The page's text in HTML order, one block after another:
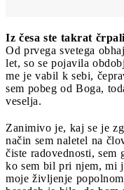
Iz česa ste takrat
Od prvega svetega
let, so se pojavila
me je vabil k sebi,
sem pobeg od Boga,
veselja.
Zanimivo je, kaj se je
način sem naletel na
čiste radovednosti, sem
ko sem bil pri njem, mi
moje življenje